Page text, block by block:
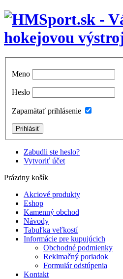
Meno
Heslo
Zapamätať prihlásenie
Zabudli ste heslo?
Vytvoriť účet
Prázdny košík
Akciové produkty
Eshop
Kamenný obchod
Návody
Tabuľka veľkostí
Informácie pre kupujúcich
Obchodné podmienky
Reklmačný poriadok
Formulár odstúpenia
Kontakt